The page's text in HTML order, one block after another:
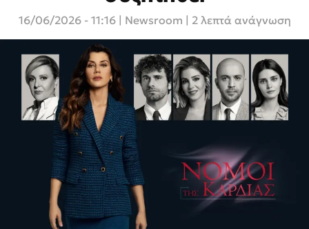
16/06/2026 - 11:16 Newsroom | 2 λεπτά ανάγνωση